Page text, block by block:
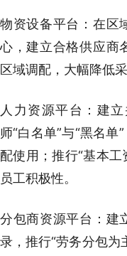
物资设备平台：在区
心，建立合格供应商
区域调配，大幅降低
人力资源平台：建
师“白名单”与“黑名
配使用；推行“基本
员工积极性。
分包商资源平台：建
录，推行“劳务分包为